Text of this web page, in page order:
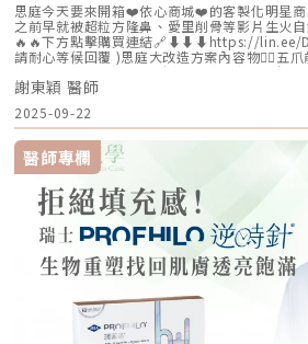
思庭今天要來開箱❤️依心商城❤️的客製化明星
之前早就被超粒方隆鼻、愛里削骨等影片生火
🔥🔥下方點擊購買連結🔗⬇️⬇️⬇️https://lin.ee/
請耐心等候回覆 )思庭大改造方案內容物💁‍♀️五
(加購縮鼻翼、敲鼻骨、貴族手術)👄微笑嘴角*1
要：00:00 搶先看⚡⚡01:43 開箱手術方案內容
爪前額拉提02:36 中臉隆鼻分析 : 結構式隆鼻
分析 : 微笑嘴角+嘴扁肉拉提04:43 華麗買家秀
⭐⭐⭐⭐⭐▸▸歡迎合作洽談：
美整形外科診所地址｜台北市信義區基隆路二
2345-6777官方網站｜https://
https://follow-heart.com/line臉書粉專｜
heart.com/case_fbIG追起來｜https://follow-
heart.com/case_igWeChat ID｜
謝東穎 醫師
2025-09-22
醫師專欄